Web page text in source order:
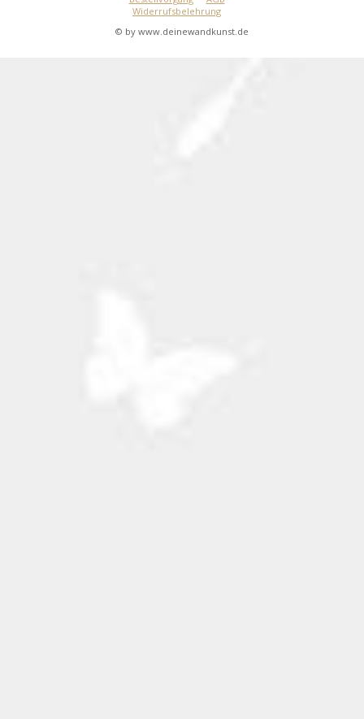
Widerrufsbelehrung
© by www.deinewandkunst.de